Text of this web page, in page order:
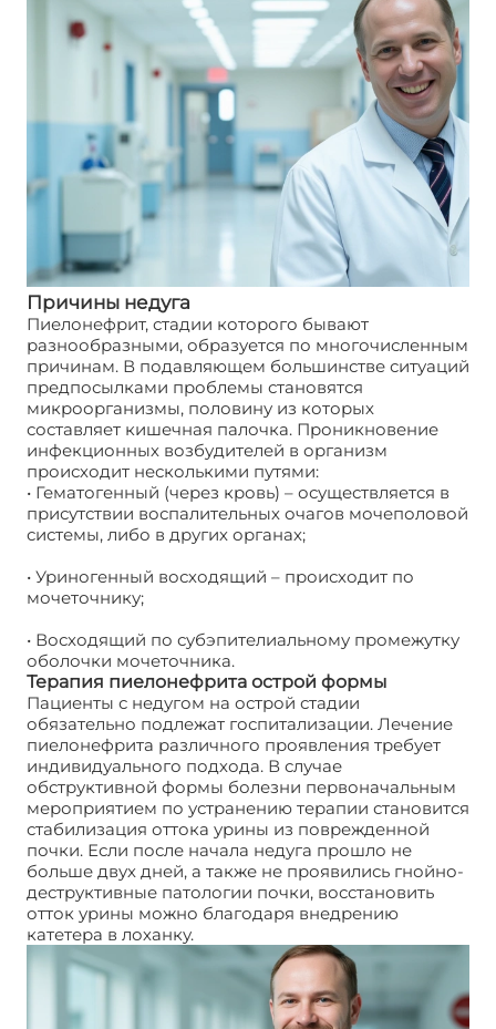
Причины недуга
Пиелонефрит, стадии которого бывают
разнообразными, образуется по многочисленным
причинам. В подавляющем большинстве ситуаций
предпосылками проблемы становятся
микроорганизмы, половину из которых
составляет кишечная палочка. Проникновение
инфекционных возбудителей в организм
происходит несколькими путями:
• Гематогенный (через кровь) – осуществляется в
присутствии воспалительных очагов мочеполовой
системы, либо в других органах;
• Уриногенный восходящий – происходит по
мочеточнику;
• Восходящий по субэпителиальному промежутку
оболочки мочеточника.
Терапия пиелонефрита острой формы
Пациенты с недугом на острой стадии
обязательно подлежат госпитализации. Лечение
пиелонефрита различного проявления требует
индивидуального подхода. В случае
обструктивной формы болезни первоначальным
мероприятием по устранению терапии становится
стабилизация оттока урины из поврежденной
почки. Если после начала недуга прошло не
больше двух дней, а также не проявились гнойно-
деструктивные патологии почки, восстановить
отток урины можно благодаря внедрению
катетера в лоханку.